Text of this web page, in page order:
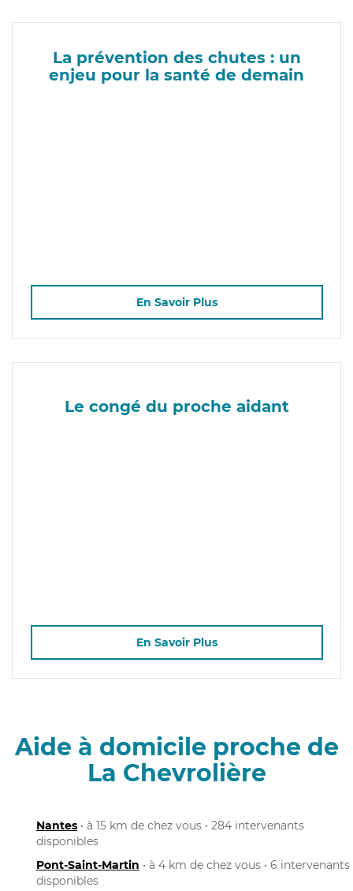
La prévention des chutes : un
enjeu pour la santé de demain
En Savoir Plus
Le congé du proche aidant
En Savoir Plus
Aide à domicile proche de
La Chevrolière
Nantes • à 15 km de chez vous • 284 intervenants
disponibles
Pont-Saint-Martin • à 4 km de chez vous • 6 intervenants
disponibles